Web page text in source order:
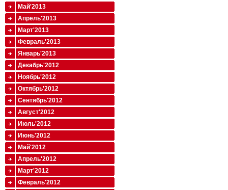
Май'2013
Апрель'2013
Март'2013
Февраль'2013
Январь'2013
Декабрь'2012
Ноябрь'2012
Октябрь'2012
Сентябрь'2012
Август'2012
Июль'2012
Июнь'2012
Май'2012
Апрель'2012
Март'2012
Февраль'2012